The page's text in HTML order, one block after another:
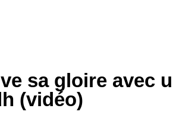
sa gloire avec
(vidéo)